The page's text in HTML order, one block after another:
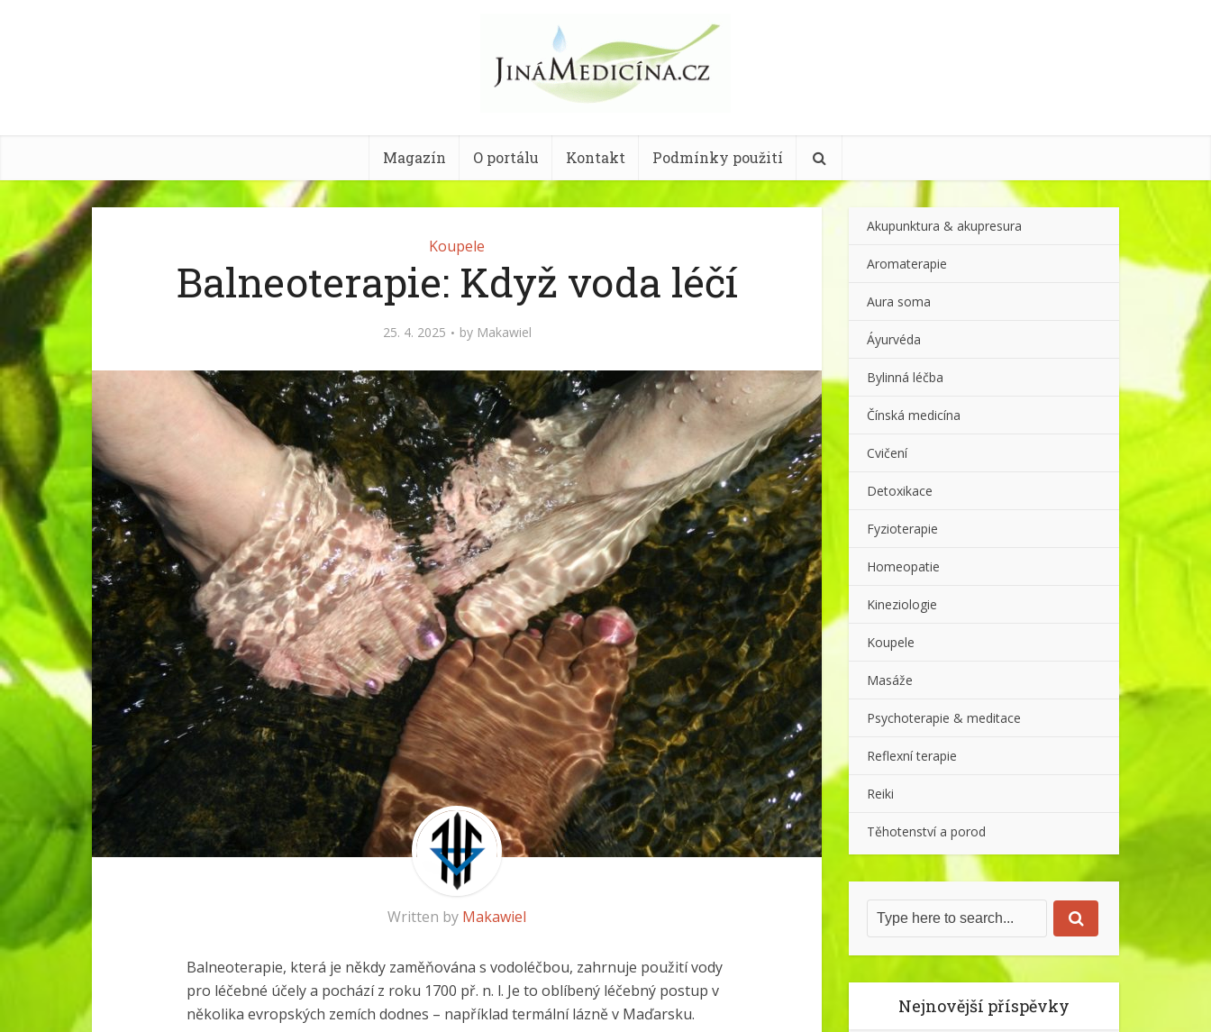
Magazín O portálu Kontakt Podmínky použití
Koupele
Balneoterapie: Když voda léčí
25. 4. 2025 by Makawiel
Written by Makawiel
Balneoterapie, která je někdy zaměňována s vodoléčbou, zahrnuje použití vody
pro léčebné účely a pochází z roku 1700 př. n. l. Je to oblíbený léčebný postup v
několika evropských zemích dodnes – například termální lázně v Maďarsku.
Akupunktura & akupresura
Aromaterapie
Aura soma
Áyurvéda
Bylinná léčba
Čínská medicína
Cvičení
Detoxikace
Fyzioterapie
Homeopatie
Kineziologie
Koupele
Masáže
Psychoterapie & meditace
Reflexní terapie
Reiki
Těhotenství a porod
Nejnovější příspěvky